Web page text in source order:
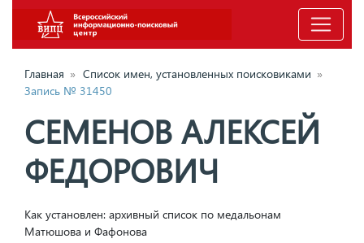
Главная » Список имен, установленных поисковиками »
Запись № 31450
СЕМЕНОВ АЛЕКСЕЙ
ФЕДОРОВИЧ
Как установлен: архивный список по медальонам
Матюшова и Фафонова